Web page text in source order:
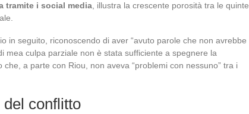
tramite i social media, illustra la crescente porosità tra le quinte
in seguito, riconoscendo di aver “avuto parole che non avrebbe
mea culpa parziale non è stata sufficiente a spegnere la
a parte con Riou, non aveva “problemi con nessuno” tra i
conflitto